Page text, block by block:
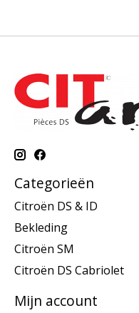
Categorieën
Citroën DS & ID
Bekleding
Citroën SM
Citroën DS Cabriolet
Mijn account